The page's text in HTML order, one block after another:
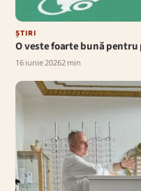
ȘTIRI
O veste foarte bună
16 iunie 20262 min